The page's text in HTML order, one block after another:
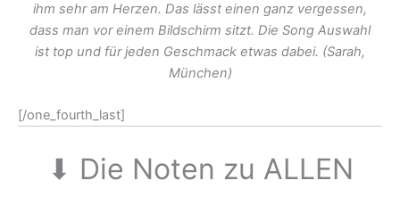
ihm sehr am Herzen. Das lässt einen ganz vergessen,
dass man vor einem Bildschirm sitzt. Die Song Auswahl
ist top und für jeden Geschmack etwas dabei. (Sarah,
München)
[/one_fourth_last]
⬇︎ Die Noten zu ALLEN